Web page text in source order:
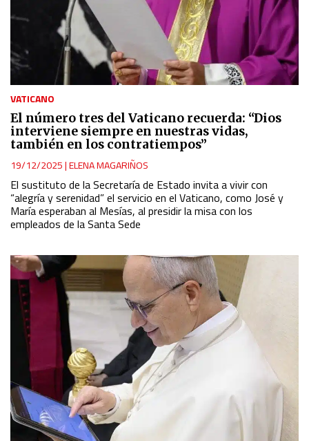
VATICANO
El número tres del Vaticano recuerda: “Dios
interviene siempre en nuestras vidas,
también en los contratiempos”
19/12/2025|ELENA MAGARIÑOS
El sustituto de la Secretaría de Estado invita a vivir con
“alegría y serenidad” el servicio en el Vaticano, como José y
María esperaban al Mesías, al presidir la misa con los
empleados de la Santa Sede